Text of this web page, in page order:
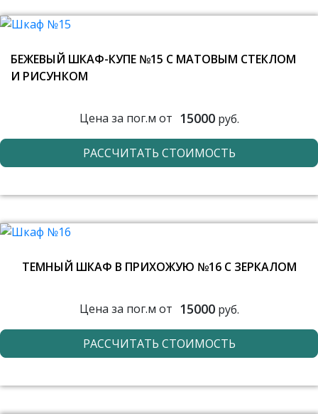
БЕЖЕВЫЙ ШКАФ-КУПЕ №15 С МАТОВЫМ СТЕКЛОМ
И РИСУНКОМ
Цена за пог.м от 15000руб.
РАССЧИТАТЬ СТОИМОСТЬ
ТЕМНЫЙ ШКАФ В ПРИХОЖУЮ №16 С ЗЕРКАЛОМ
Цена за пог.м от 15000руб.
РАССЧИТАТЬ СТОИМОСТЬ